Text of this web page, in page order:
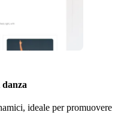
ideale per promuovere